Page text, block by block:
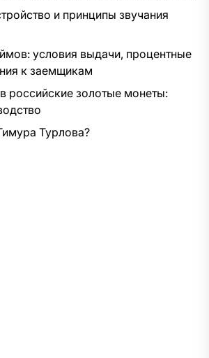
и принципы звучания
условия выдачи, процентные
к заемщикам
российские золотые монеты:
Турлова?